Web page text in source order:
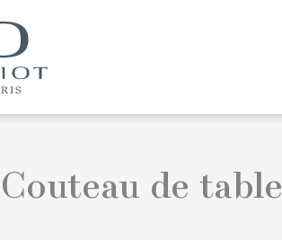
Couteau de table